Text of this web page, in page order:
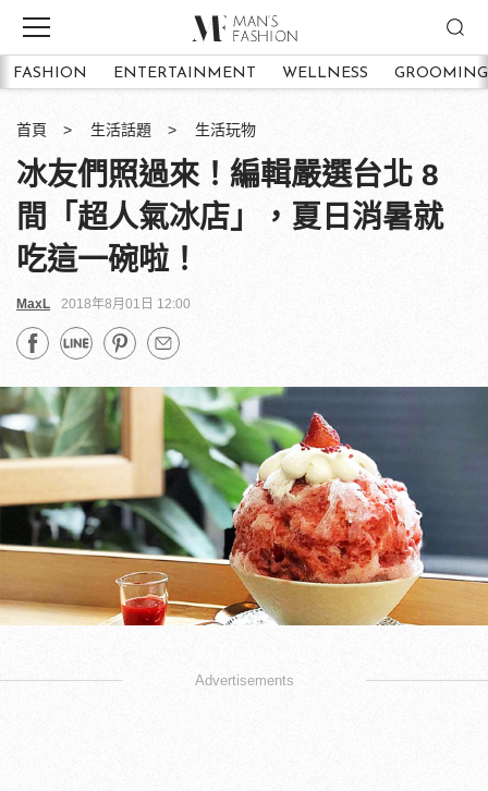
FASHION ENTERTAINMENT WELLNESS GROOMING
首頁 生活話題 生活玩物
冰友們照過來！編輯嚴選台北 8
間「超人氣冰店」，夏日消暑就
吃這一碗啦！
MaxL 2018年8月01日 12:00
Advertisements